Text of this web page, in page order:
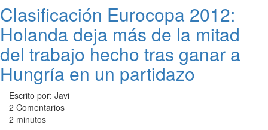
Clasificación Eurocopa 2012:
Holanda deja más de la mitad
del trabajo hecho tras ganar a
Hungría en un partidazo
Escrito por: Javi
2 Comentarios
2 minutos